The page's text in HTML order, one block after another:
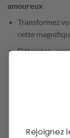
amoureux
Transformez
cette
Détendez-
Réalisez une
pour une
diamantà votre
Rejoignez